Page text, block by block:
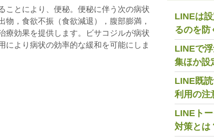
ことにより、便秘。便秘に伴う次の病状
，食欲不振（食欲減退），腹部膨満，
療効果を提供します。ビサコジルが病状
により病状の効率的な緩和を可能にしま
LINEは
るのを防
LINEで
集ほか設
LINE既
利用の注
LINEト
対策とは